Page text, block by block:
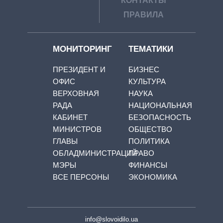
ПРАВИЛА
МОНИТОРИНГ
ПРЕЗИДЕНТ И
ОФИС
ВЕРХОВНАЯ
РАДА
КАБИНЕТ
МИНИСТРОВ
ГЛАВЫ
ОБЛАДМИНИСТРАЦИЙ
МЭРЫ
ВСЕ ПЕРСОНЫ
ТЕМАТИКИ
БИЗНЕС
КУЛЬТУРА
НАУКА
НАЦИОНАЛЬНАЯ
БЕЗОПАСНОСТЬ
ОБЩЕСТВО
ПОЛИТИКА
ПРАВО
ФИНАНСЫ
ЭКОНОМИКА
info@slovoidilo.ua